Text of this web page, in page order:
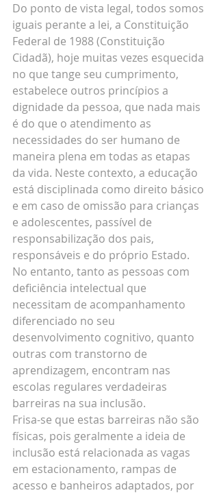
Do ponto de vista legal, todos somos
iguais perante a lei, a Constituição
Federal de 1988 (Constituição
Cidadã), hoje muitas vezes esquecida
no que tange seu cumprimento,
estabelece outros princípios a
dignidade da pessoa, que nada mais
é do que o atendimento as
necessidades do ser humano de
maneira plena em todas as etapas
da vida. Neste contexto, a educação
está disciplinada como direito básico
e em caso de omissão para crianças
e adolescentes, passível de
responsabilização dos pais,
responsáveis e do próprio Estado.
No entanto, tanto as pessoas com
deficiência intelectual que
necessitam de acompanhamento
diferenciado no seu
desenvolvimento cognitivo, quanto
outras com transtorno de
aprendizagem, encontram nas
escolas regulares verdadeiras
barreiras na sua inclusão.
Frisa-se que estas barreiras não são
físicas, pois geralmente a ideia de
inclusão está relacionada as vagas
em estacionamento, rampas de
acesso e banheiros adaptados, por